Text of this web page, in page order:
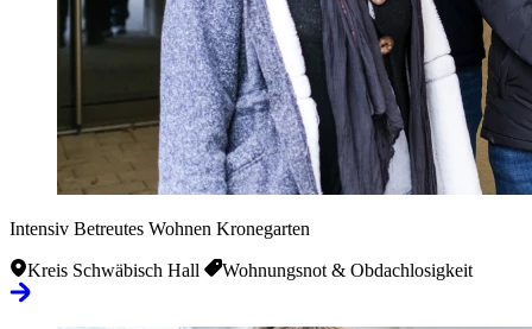
Intensiv Betreutes Wohnen Kronegarten
Kreis Schwäbisch Hall Wohnungsnot & Obdachlosigkeit